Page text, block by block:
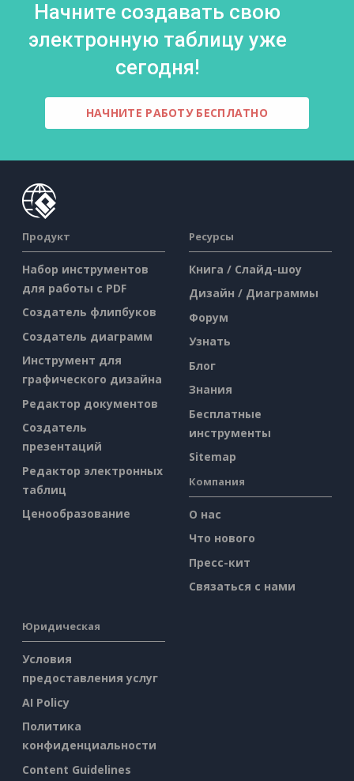
Начните создавать свою
электронную таблицу уже
сегодня!
НАЧНИТЕ РАБОТУ БЕСПЛАТНО
Продукт
Набор инструментов
для работы с PDF
Создатель флипбуков
Создатель диаграмм
Инструмент для
графического дизайна
Редактор документов
Создатель
презентаций
Редактор электронных
таблиц
Ценообразование
Ресурсы
Книга / Слайд-шоу
Дизайн / Диаграммы
Форум
Узнать
Блог
Знания
Бесплатные
инструменты
Sitemap
Компания
О нас
Что нового
Пресс-кит
Связаться с нами
Юридическая
Условия
предоставления услуг
AI Policy
Политика
конфиденциальности
Content Guidelines